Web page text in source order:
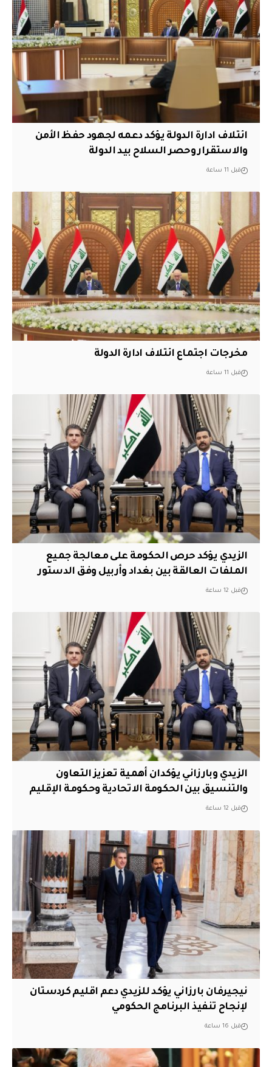
ائتلاف ادارة الدولة يؤكد دعمه لجهود حفظ الأمن
والاستقرار وحصر السلاح بيد الدولة
قبل 11 ساعة
مخرجات اجتماع ائتلاف ادارة الدولة
قبل 11 ساعة
الزيدي يؤكد حرص الحكومة على معالجة جميع
الملفات العالقة بين بغداد وأربيل وفق الدستور
قبل 12 ساعة
الزيدي وبارزاني يؤكدان أهمية تعزيز التعاون
والتنسيق بين الحكومة الاتحادية وحكومة الإقليم
قبل 12 ساعة
نيجيرفان بارزاني يؤكد للزيدي دعم اقليم ‏كردستان
لإنجاح تنفيذ البرنامج الحكومي
قبل 16 ساعة